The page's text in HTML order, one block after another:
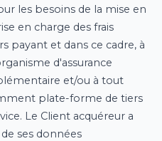
les besoins de la mise en
en charge des frais
payant et dans ce cadre, à
d'assurance
et/ou à tout
plate-forme de tiers
Le Client acquéreur a
ses données